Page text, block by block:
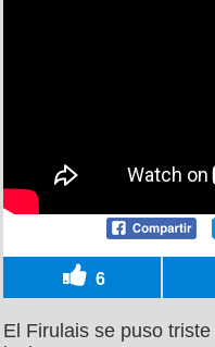
6
El Firulais se puso